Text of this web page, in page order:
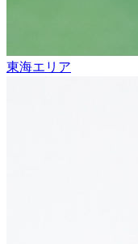
東海エリア